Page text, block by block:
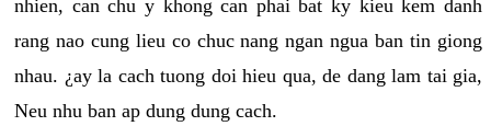
nhien, can chu y khong can phai bat ky kieu kem danh
rang nao cung lieu co chuc nang ngan ngua ban tin giong
nhau. ¿ay la cach tuong doi hieu qua, de dang lam tai gia,
Neu nhu ban ap dung dung cach.